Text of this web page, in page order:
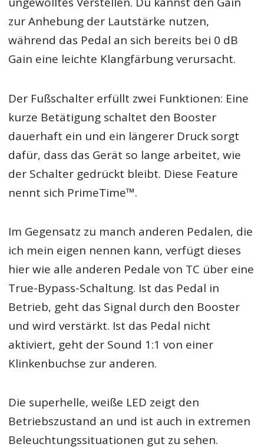
zur Anhebung der Lautstärke nutzen,
während das Pedal an sich bereits bei 0 dB
Gain eine leichte Klangfärbung verursacht.
Der Fußschalter erfüllt zwei Funktionen: Eine
kurze Betätigung schaltet den Booster
dauerhaft ein und ein längerer Druck sorgt
dafür, dass das Gerät so lange arbeitet, wie
der Schalter gedrückt bleibt. Diese Feature
nennt sich PrimeTime™.
Im Gegensatz zu manch anderen Pedalen, die
ich mein eigen nennen kann, verfügt dieses
hier wie alle anderen Pedale von TC über eine
True-Bypass-Schaltung. Ist das Pedal in
Betrieb, geht das Signal durch den Booster
und wird verstärkt. Ist das Pedal nicht
aktiviert, geht der Sound 1:1 von einer
Klinkenbuchse zur anderen.
Die superhelle, weiße LED zeigt den
Betriebszustand an und ist auch in extremen
Beleuchtungssituationen gut zu sehen.